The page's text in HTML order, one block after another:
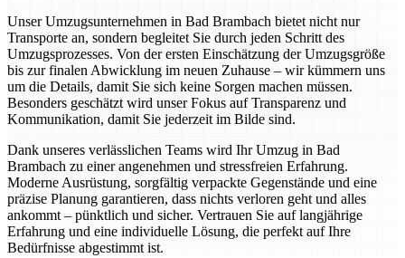
Unser Umzugsunternehmen in Bad Brambach bietet nicht nur
Transporte an, sondern begleitet Sie durch jeden Schritt des
Umzugsprozesses. Von der ersten Einschätzung der Umzugsgröße
bis zur finalen Abwicklung im neuen Zuhause – wir kümmern uns
um die Details, damit Sie sich keine Sorgen machen müssen.
Besonders geschätzt wird unser Fokus auf Transparenz und
Kommunikation, damit Sie jederzeit im Bilde sind.
Dank unseres verlässlichen Teams wird Ihr Umzug in Bad
Brambach zu einer angenehmen und stressfreien Erfahrung.
Moderne Ausrüstung, sorgfältig verpackte Gegenstände und eine
präzise Planung garantieren, dass nichts verloren geht und alles
ankommt – pünktlich und sicher. Vertrauen Sie auf langjährige
Erfahrung und eine individuelle Lösung, die perfekt auf Ihre
Bedürfnisse abgestimmt ist.